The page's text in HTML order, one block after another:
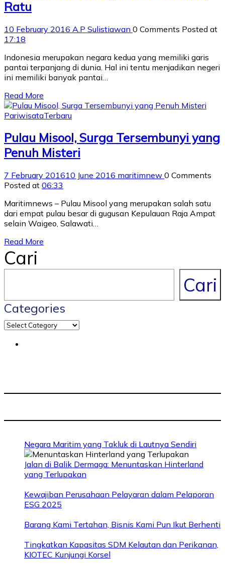
Ratu
10 February 2016 A.P Sulistiawan 0 Comments Posted at
17:18
Indonesia merupakan negara kedua yang memiliki garis
pantai terpanjang di dunia. Hal ini tentu menjadikan negeri
ini memiliki banyak pantai…
Read More
PariwisataTerbaru
Pulau Misool, Surga Tersembunyi yang
Penuh Misteri
7 February 201610 June 2016 maritimnew 0 Comments
Posted at 06:33
Maritimnews – Pulau Misool yang merupakan salah satu
dari empat pulau besar di gugusan Kepulauan Raja Ampat
selain Waigeo, Salawati…
Read More
Cari
Cari
Categories
Negara Maritim yang Takluk di Lautnya Sendiri
Jalan di Balik Dermaga: Menuntaskan Hinterland
yang Terlupakan
Kewajiban Perusahaan Pelayaran dalam Pelaporan
ESG 2025
Barang Kami Tertahan, Bisnis Kami Pun Ikut Berhenti
Tingkatkan Kapasitas SDM Kelautan dan Perikanan,
KIOTEC Kunjungi Korsel